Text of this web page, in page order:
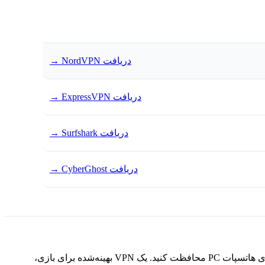
دریافت NordVPN →
دریافت ExpressVPN →
دریافت Surfshark →
دریافت CyberGhost →
PlayStation به طور بومی از برنامه‌های VPN پشتیبانی نمی‌کند، اما می‌توانید اتصال خود را از طریق تنظیم روتر یا اشتراک‌گذاری هاتسپات PC محافظت کنید. یک VPN بهینه‌شده برای بازی،